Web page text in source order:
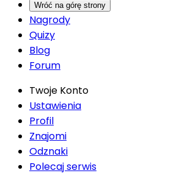
Wróć na górę strony
Nagrody
Quizy
Blog
Forum
Twoje Konto
Ustawienia
Profil
Znajomi
Odznaki
Polecaj serwis